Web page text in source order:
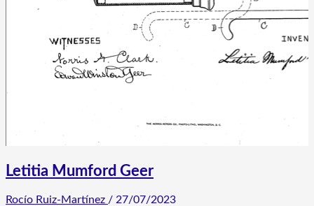
Letitia Mumford Geer
Rocío Ruiz-Martínez / 27/07/2023